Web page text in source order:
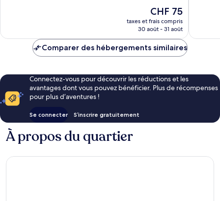
Le
nouveau
prix
de
CHF 75
taxes et frais compris
30 août - 31 août
Comparer des hébergements similaires
Connectez-vous pour découvrir les réductions et les
avantages dont vous pouvez bénéficier. Plus de récompenses
pour plus d’aventures !
Se connecter S’inscrire gratuitement
À propos du quartier